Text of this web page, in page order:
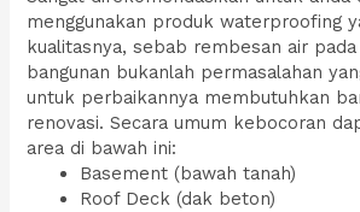
menggunakan produk waterproofing
kualitasnya, sebab rembesan air pada
bangunan bukanlah permasalahan
untuk perbaikannya membutuhkan
renovasi. Secara umum kebocoran
area di bawah ini:
Basement (bawah tanah)
Roof Deck (dak beton)